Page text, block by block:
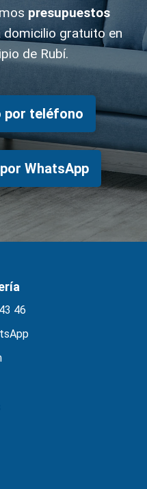
presupuestos
gratuito en
de Rubí.
por teléfono
WhatsApp
46